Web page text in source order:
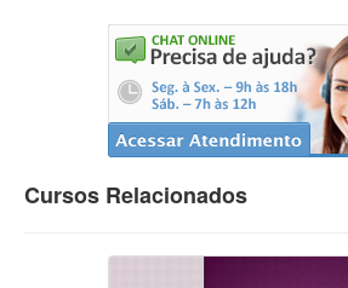
Cursos Relacionados